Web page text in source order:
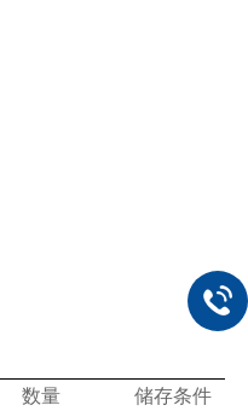
数量
储存条件